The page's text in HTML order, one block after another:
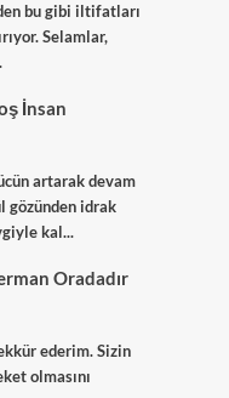
bu gibi iltifatları
Selamlar,
İnsan
artarak devam
gözünden idrak
kal...
Oradadır
ederim. Sizin
olmasını